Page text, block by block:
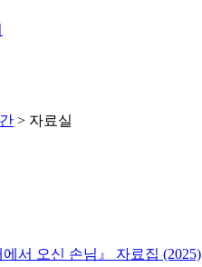
> 자료실
에서 오신 손님』 자료집 (2025)